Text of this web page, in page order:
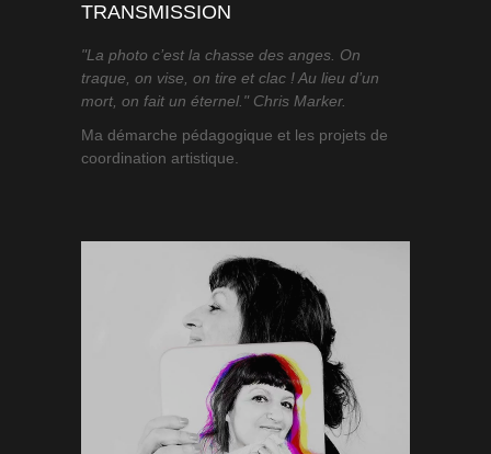
TRANSMISSION
"La photo c’est la chasse des anges. On
traque, on vise, on tire et clac ! Au lieu d’un
mort, on fait un éternel." Chris Marker.
Ma démarche pédagogique et les projets de
coordination artistique.